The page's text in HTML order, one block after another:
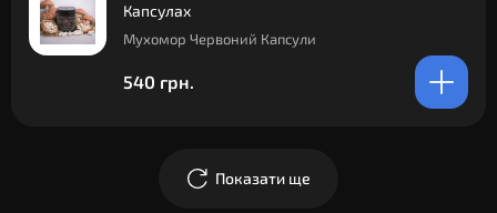
Капсулах
Мухомор Червоний Капсули
540 грн.
Показати ще